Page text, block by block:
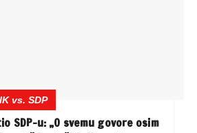
vs. SDP
SDP-u: „O svemu govore osim